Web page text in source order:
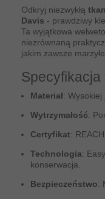
Odkryj niezwykłą
Davis - prawdziwy
Ta wyjątkowa
niezrównaną
jakim zawsze
Specyfikacja
Materiał: Wysokiej
Wytrzymałość:
Certyfikat:
Technologia:
konserwacja.
Bezpieczeństwo: